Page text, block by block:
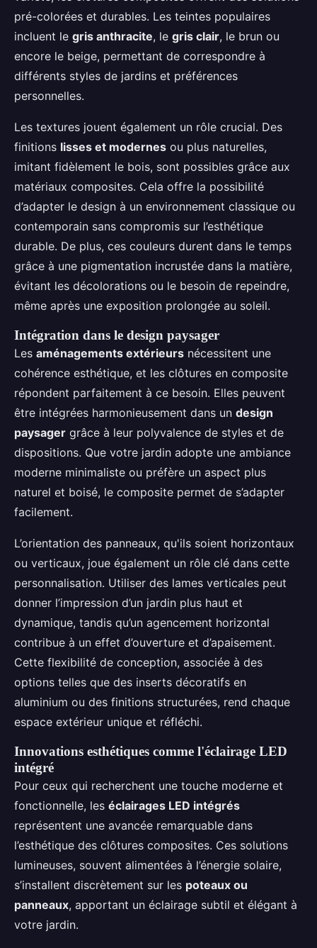
pré-colorées et durables. Les teintes populaires
incluent le gris anthracite, le gris clair, le brun ou
encore le beige, permettant de correspondre à
différents styles de jardins et préférences
personnelles.
Les textures jouent également un rôle crucial. Des
finitions lisses et modernes ou plus naturelles,
imitant fidèlement le bois, sont possibles grâce aux
matériaux composites. Cela offre la possibilité
d’adapter le design à un environnement classique ou
contemporain sans compromis sur l’esthétique
durable. De plus, ces couleurs durent dans le temps
grâce à une pigmentation incrustée dans la matière,
évitant les décolorations ou le besoin de repeindre,
même après une exposition prolongée au soleil.
Intégration dans le design paysager
Les aménagements extérieurs nécessitent une
cohérence esthétique, et les clôtures en composite
répondent parfaitement à ce besoin. Elles peuvent
être intégrées harmonieusement dans un design
paysager grâce à leur polyvalence de styles et de
dispositions. Que votre jardin adopte une ambiance
moderne minimaliste ou préfère un aspect plus
naturel et boisé, le composite permet de s’adapter
facilement.
L’orientation des panneaux, qu'ils soient horizontaux
ou verticaux, joue également un rôle clé dans cette
personnalisation. Utiliser des lames verticales peut
donner l’impression d’un jardin plus haut et
dynamique, tandis qu’un agencement horizontal
contribue à un effet d’ouverture et d’apaisement.
Cette flexibilité de conception, associée à des
options telles que des inserts décoratifs en
aluminium ou des finitions structurées, rend chaque
espace extérieur unique et réfléchi.
Innovations esthétiques comme l'éclairage LED
intégré
Pour ceux qui recherchent une touche moderne et
fonctionnelle, les éclairages LED intégrés
représentent une avancée remarquable dans
l’esthétique des clôtures composites. Ces solutions
lumineuses, souvent alimentées à l’énergie solaire,
s’installent discrètement sur les poteaux ou
panneaux, apportant un éclairage subtil et élégant à
votre jardin.